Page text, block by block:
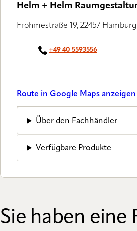
Helm + Helm
Frohmestraße 19, 22457 Hamburg
+49 40 5593556
Route in Google Maps anzeigen
Über den Fachhändler
Verfügbare Produkte
Sie haben eine